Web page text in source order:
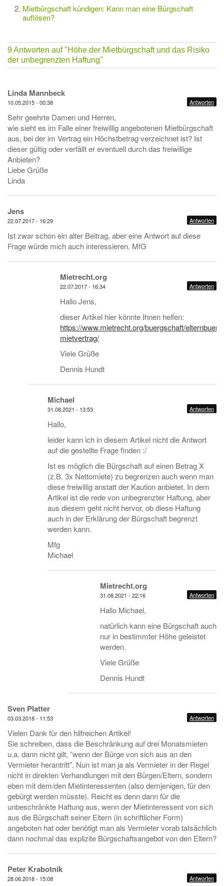
Mietbürgschaft kündigen: Kann man eine Bürgschaft
auflösen?
9 Antworten auf"Höhe der Mietbürgschaft und das Risiko
der unbegrenzten Haftung"
Linda Mannbeck
10.05.2015 - 00:38 Antworten
Sehr geehrte Damen und Herren,
wie sieht es im Falle einer freiwillig angebotenen Mietbürgschaft
aus, bei der im Vertrag ein Höchstbetrag verzeichnet ist? Ist
dieser gültig oder verfällt er eventuell durch das freiwillige
Anbieten?
Liebe Grüße
Linda
Jens
22.07.2017 - 16:29 Antworten
Ist zwar schon ein alter Beitrag, aber eine Antwort auf diese
Frage würde mich auch interessieren. MfG
Mietrecht.org
22.07.2017 - 16:34 Antworten
Hallo Jens,
dieser Artikel hier könnte Ihnen helfen:
https://www.mietrecht.org/buergschaft/
mietvertrag/
Viele Grüße
Dennis Hundt
Michael
31.08.2021 - 13:53 Antworten
Hallo,
leider kann ich in diesem Artikel nicht die Antwort
auf die gestellte Frage finden :/
Ist es möglich die Bürgschaft auf einen Betrag X
(z.B. 3x Nettomiete) zu begrenzen auch wenn man
diese freiwillig anstatt der Kaution anbietet. In dem
Artikel ist die rede von unbegrenzter Haftung, aber
aus diesem geht nicht hervor, ob diese Haftung
auch in der Erklärung der Bürgschaft begrenzt
werden kann.
Mfg
Michael
Mietrecht.org
31.08.2021 - 22:16 Antworten
Hallo Michael,
natürlich kann eine Bürgschaft auch
nur in bestimmter Höhe geleistet
werden.
Viele Grüße
Dennis Hundt
Sven Platter
03.03.2018 - 11:53 Antworten
Vielen Dank für den hilfreichen Artikel!
Sie schreiben, dass die Beschränkung auf drei Monatsmieten
u.a. dann nicht gilt, “wenn der Bürge von sich aus an den
Vermieter herantritt”. Nun ist man ja als Vermieter in der Regel
nicht in direkten Verhandlungen mit den Bürgen/Eltern, sondern
eben mit dem/den Mietinteressenten (also demjenigen, für den
gebürgt werden müsste). Reicht es denn dann für die
unbeschränkte Haftung aus, wenn der Mietinteressent von sich
aus die Bürgschaft seiner Eltern (in schriftlicher Form)
angeboten hat oder benötigt man als Vermieter vorab tatsächlich
dann nochmal das explizite Bürgschaftsangebot von den Eltern?
Peter Krabotnik
28.06.2018 - 15:08 Antworten